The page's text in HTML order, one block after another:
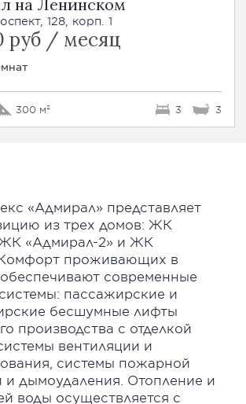
на Ленинском
128, корп. 1
руб / месяц
300 м² 3 3
«Адмирал» представляет
из трех домов: ЖК
ЖК «Адмирал-2» и ЖК
проживающих в
современные
пассажирские и
бесшумные лифты
производства с отделкой
вентиляции и
системы пожарной
и дымоудаления. Отопление и
воды осуществляется с